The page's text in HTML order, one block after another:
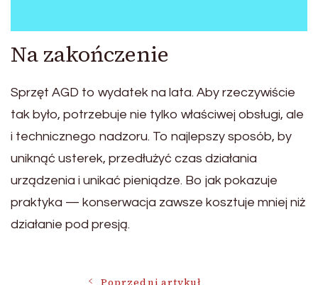
Na zakończenie
Sprzęt AGD to wydatek na lata. Aby rzeczywiście
tak było, potrzebuje nie tylko właściwej obsługi, ale
i technicznego nadzoru. To najlepszy sposób, by
uniknąć usterek, przedłużyć czas działania
urządzenia i unikać pieniądze. Bo jak pokazuje
praktyka — konserwacja zawsze kosztuje mniej niż
działanie pod presją.